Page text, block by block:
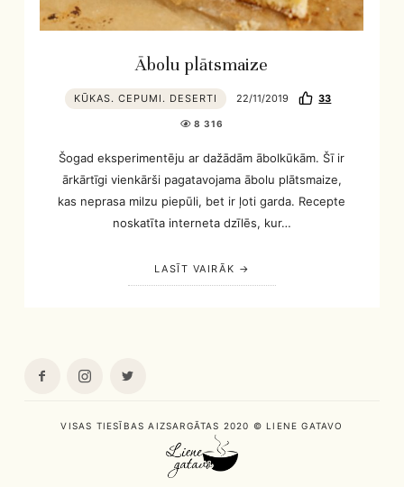
Ābolu plātsmaize
KŪKAS. CEPUMI. DESERTI 22/11/2019 33
8 316
Šogad eksperimentēju ar dažādām ābolkūkām. Šī ir
ārkārtīgi vienkārši pagatavojama ābolu plātsmaize,
kas neprasa milzu piepūli, bet ir ļoti garda. Recepte
noskatīta interneta dzīlēs, kur…
LASĪT VAIRĀK
VISAS TIESĪBAS AIZSARGĀTAS 2020 © LIENE GATAVO